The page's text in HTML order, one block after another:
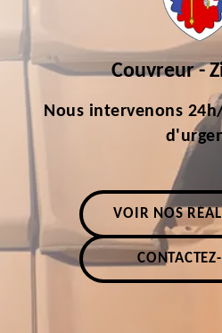
Couvreur -
Nous intervenons
VOIR NOS